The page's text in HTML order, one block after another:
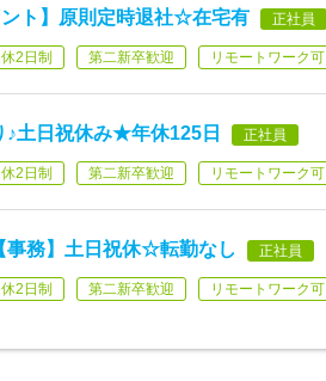
ト】原則定時退社☆在宅有 正社員
2日制 第二新卒歓迎 リモートワーク可
♪土日祝休み★年休125日 正社員
2日制 第二新卒歓迎 リモートワーク可
務】土日祝休☆転勤なし 正社員
2日制 第二新卒歓迎 リモートワーク可